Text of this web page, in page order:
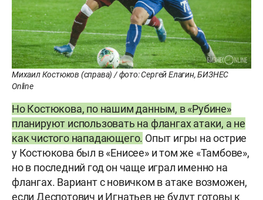
Михаил Костюков (справа) / фото: Сергей Елагин, БИЗНЕС
Online
Но Костюкова, по нашим данным, в «Рубине»
планируют использовать на флангах атаки, а не
как чистого нападающего. Опыт игры на острие
у Костюкова был в «Енисее» и том же «Тамбове»,
но в последний год он чаще играл именно на
флангах. Вариант с новичком в атаке возможен,
если Деспотович и Игнатьев не будут готовы к